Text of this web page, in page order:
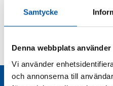
Samtycke
Denna webbplats
Vi använder
och annonserna till
Kurvor
Liknande